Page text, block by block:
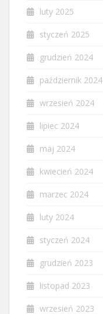
luty 2025
styczeń 2025
grudzień 2024
październik 2024
wrzesień 2024
lipiec 2024
maj 2024
kwiecień 2024
marzec 2024
luty 2024
styczeń 2024
grudzień 2023
listopad 2023
wrzesień 2023